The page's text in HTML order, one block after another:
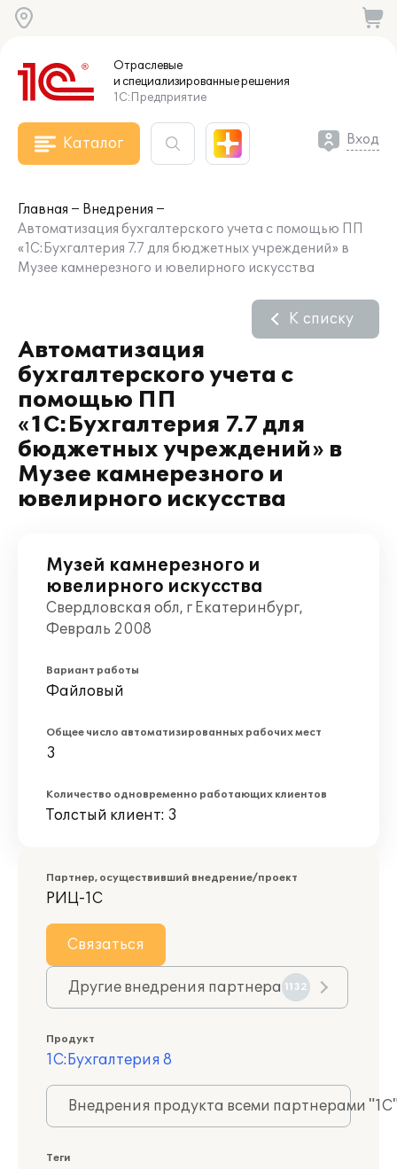
Отраслевые
и специализированныерешения
1С:Предприятие
Каталог Вход
Главная
Внедрения
Автоматизация бухгалтерского учета с помощью ПП
«1С:Бухгалтерия 7.7 для бюджетных учреждений» в
Музее камнерезного и ювелирного искусства
Автоматизация
бухгалтерского учета с
помощью ПП
«1С:Бухгалтерия 7.7 для
бюджетных учреждений» в
Музее камнерезного и
ювелирного искусства
К списку
Музей камнерезного и
ювелирного искусства
Свердловская обл, г Екатеринбург,
Февраль 2008
Вариант работы
Файловый
Общее число автоматизированных рабочих мест
3
Количество одновременно работающих клиентов
Толстый клиент: 3
Партнер, осуществивший внедрение/проект
РИЦ-1С
Связаться
Другие внедрения партнера 1132
Продукт
1С:Бухгалтерия 8
Внедрения продукта всеми партнерами
Теги